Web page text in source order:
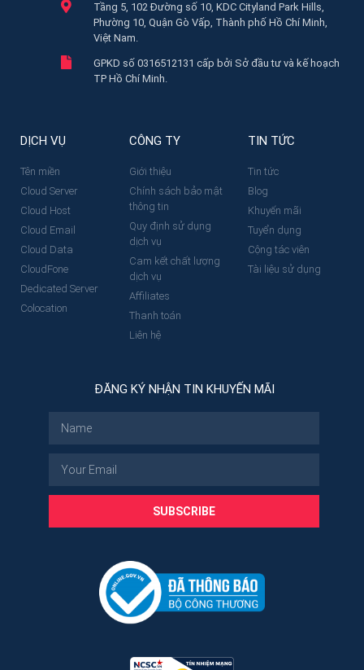
Tầng 5, 102 Đường số 10, KDC Cityland Park Hills,
Phường 10, Quận Gò Vấp, Thành phố Hồ Chí Minh,
Việt Nam.
GPKD số 0316512131 cấp bởi Sở đầu tư và kế hoạch
TP Hồ Chí Minh.
DỊCH VỤ
Tên miền
Cloud Server
Cloud Host
Cloud Email
Cloud Data
CloudFone
Dedicated Server
Colocation
CÔNG TY
Giới thiệu
Chính sách bảo mật
thông tin
Quy định sử dụng
dịch vụ
Cam kết chất lượng
dịch vụ
Affiliates
Thanh toán
Liên hệ
TIN TỨC
Tin tức
Blog
Khuyến mãi
Tuyển dụng
Cộng tác viên
Tài liệu sử dụng
ĐĂNG KÝ NHẬN TIN KHUYẾN MÃI
SUBSCRIBE